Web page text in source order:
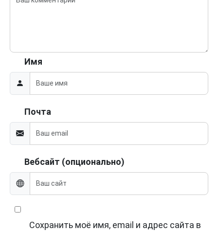
Имя
Почта
Вебсайт (опционально)
Сохранить моё имя, email и адрес сайта в